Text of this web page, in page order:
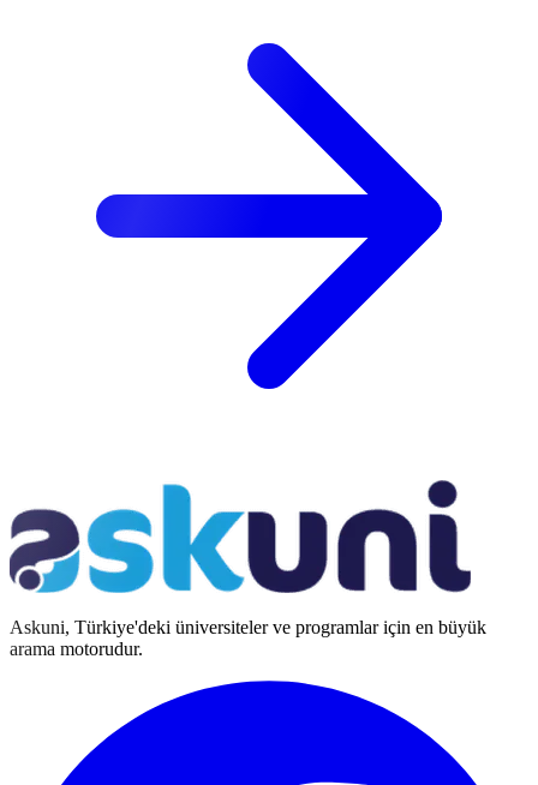
Askuni, Türkiye'deki üniversiteler ve programlar için en büyük
arama motorudur.